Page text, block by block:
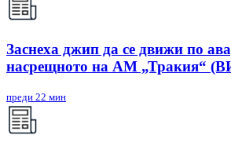
Заснеха джип да се движи по
насрещното на АМ „Тракия“
преди 22 мин